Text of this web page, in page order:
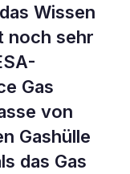
Wissen
noch sehr
Gas
von
Gashülle
das Gas